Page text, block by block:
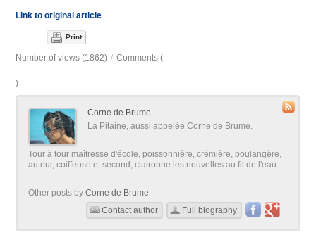
Link to original article
Print
Number of views (1862) / Comments (
)
Corne de Brume
La Pitaine, aussi appelée Corne de Brume.
Tour à tour maîtresse d'école, poissonnière, crémière, boulangère,
auteur, coiffeuse et second, claironne les nouvelles au fil de l'eau.
Other posts byCorne de Brume
Contact author
Full biography